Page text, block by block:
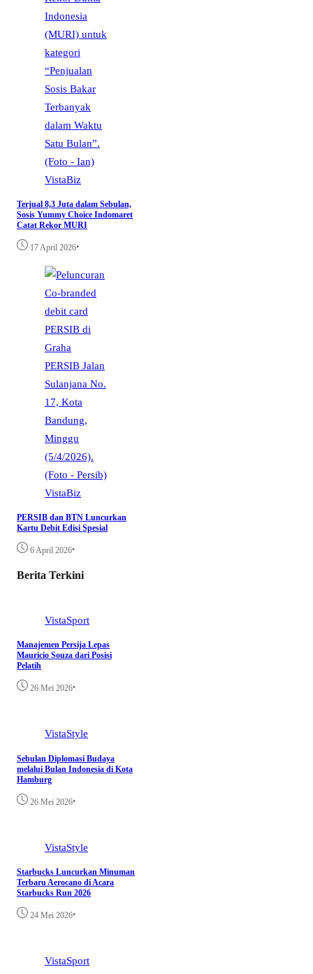
VistaBiz
Terjual 8,3 Juta dalam Sebulan,
Sosis Yummy Choice Indomaret
Catat Rekor MURI
17 April 2026•
VistaBiz
PERSIB dan BTN Luncurkan
Kartu Debit Edisi Spesial
6 April 2026•
Berita Terkini
VistaSport
Manajemen Persija Lepas
Mauricio Souza dari Posisi
Pelatih
26 Mei 2026•
VistaStyle
Sebulan Diplomasi Budaya
melalui Bulan Indonesia di Kota
Hamburg
26 Mei 2026•
VistaStyle
Starbucks Luncurkan Minuman
Terbaru Aerocano di Acara
Starbucks Run 2026
24 Mei 2026•
VistaSport